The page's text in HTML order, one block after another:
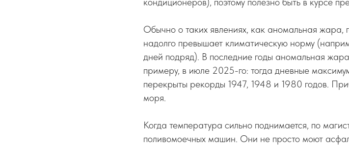
Обычно о таких явлениях, как аномальная жара,
надолго превышает климатическую норму
дней подряд). В последние годы аномальная
примеру, в июле 2025-го: тогда дневные
перекрыты рекорды 1947, 1948 и 1980 годов.
моря.
Когда температура сильно поднимается, по
поливомоечных машин. Они не просто моют